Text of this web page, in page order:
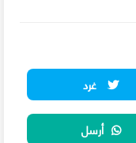
غرد
أرسل